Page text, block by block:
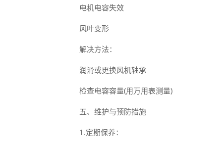
电机电容失效
风叶变形
解决方法：
润滑或更换风机轴承
检查电容容量(用万用表测量)
五、维护与预防措施
1.定期保养：